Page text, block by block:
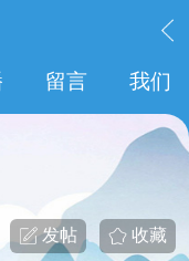
留言 我们
收藏
发帖